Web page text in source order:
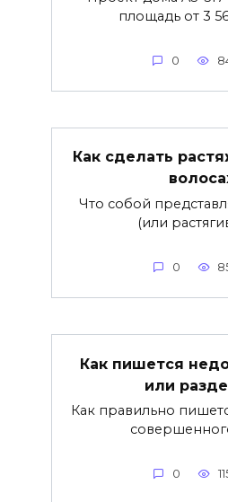
площадь от 3
0
Как сделать
Что собой
(или
0
Как пишется
или
Как правильно
0